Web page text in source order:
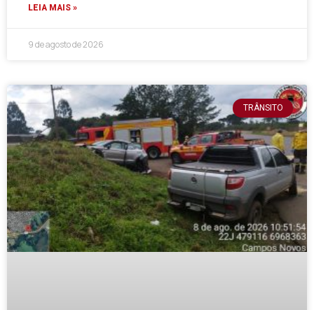
LEIA MAIS »
9 de agosto de 2026
TRÂNSITO